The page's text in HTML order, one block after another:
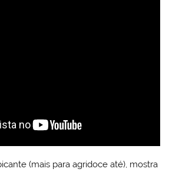
(mais para agridoce até), mostra